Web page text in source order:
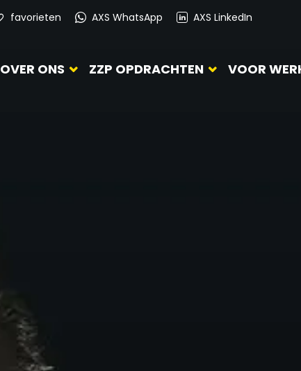
favorieten AXS WhatsApp AXS LinkedIn
OVER ONS ZZP OPDRACHTEN VOOR